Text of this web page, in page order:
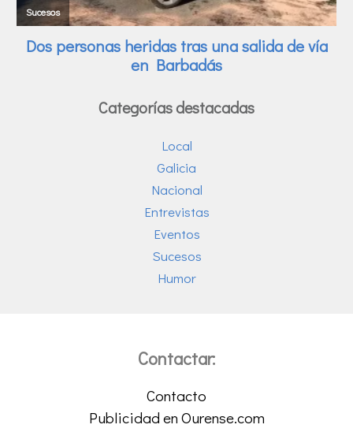
Categorías destacadas
Local
Galicia
Nacional
Entrevistas
Eventos
Sucesos
Humor
Contactar:
Contacto
Publicidad en Ourense.com